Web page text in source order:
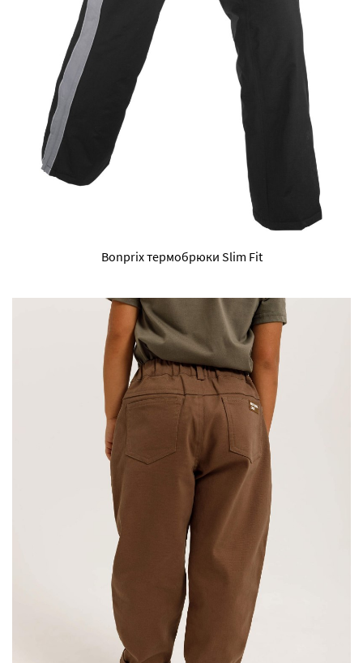
Bonprix термобрюки Slim Fit